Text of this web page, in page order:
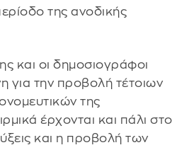
της ανοδικής
και οι δημοσιογράφοι
για την προβολή τέτοιων
της
έρχονται και πάλι στο
και η προβολή των